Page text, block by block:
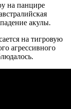
на панцире
акулы.
на тигровую
агрессивного